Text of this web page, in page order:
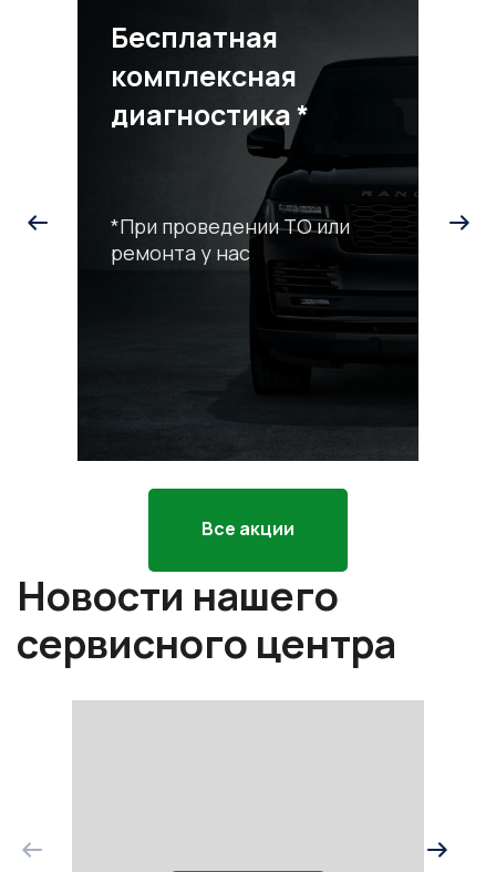
Бесплатная
комплексная
диагностика *
*При проведении ТО или
ремонта у нас
Все акции
Новости нашего
сервисного центра